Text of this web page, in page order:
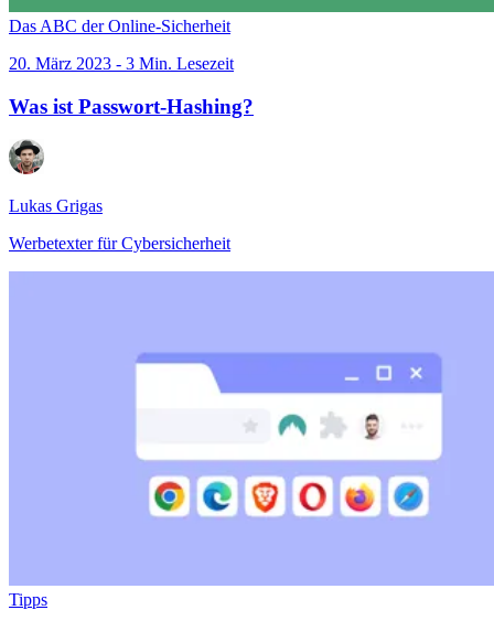
Das ABC der Online-Sicherheit
20. März 2023 - 3 Min. Lesezeit
Was ist Passwort-Hashing?
Lukas Grigas
Werbetexter für Cybersicherheit
Tipps